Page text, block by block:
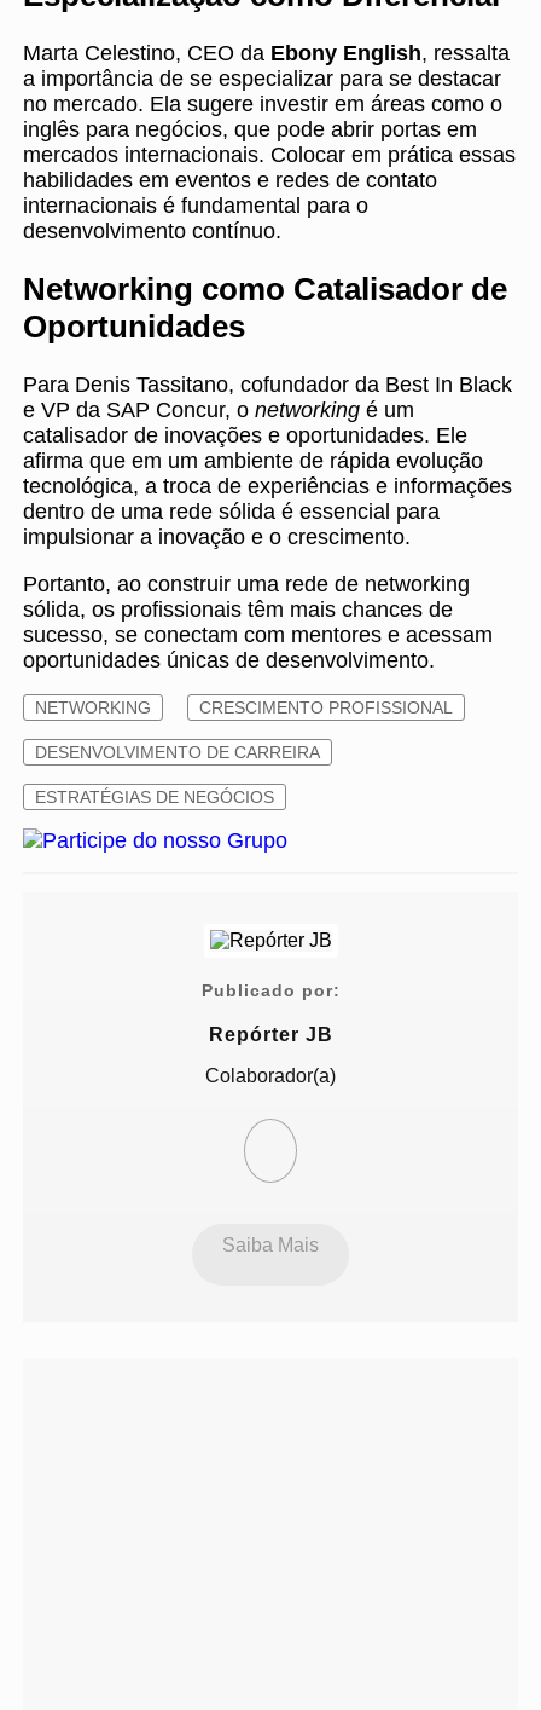
Marta Celestino, CEO da Ebony English, ressalta
a importância de se especializar para se destacar
no mercado. Ela sugere investir em áreas como o
inglês para negócios, que pode abrir portas em
mercados internacionais. Colocar em prática essas
habilidades em eventos e redes de contato
internacionais é fundamental para o
desenvolvimento contínuo.
Networking como Catalisador de
Oportunidades
Para Denis Tassitano, cofundador da Best In Black
e VP da SAP Concur, o networking é um
catalisador de inovações e oportunidades. Ele
afirma que em um ambiente de rápida evolução
tecnológica, a troca de experiências e informações
dentro de uma rede sólida é essencial para
impulsionar a inovação e o crescimento.
Portanto, ao construir uma rede de networking
sólida, os profissionais têm mais chances de
sucesso, se conectam com mentores e acessam
oportunidades únicas de desenvolvimento.
NETWORKING CRESCIMENTO PROFISSIONAL
DESENVOLVIMENTO DE CARREIRA
ESTRATÉGIAS DE NEGÓCIOS
Publicado por:
Repórter JB
Colaborador(a)
Saiba Mais